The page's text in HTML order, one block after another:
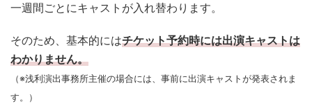
一週間ごとにキャストが入れ替わります。
そのため、基本的にはチケット予約時には出演キャストは
わかりません。
（※浅利演出事務所主催の場合には、事前に出演キャストが発表されま
す。）